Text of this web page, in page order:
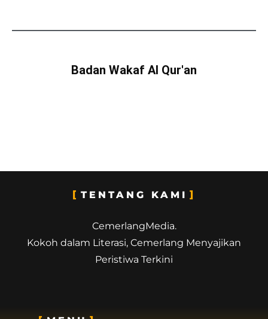
Badan Wakaf Al Qur'an
TENTANG KAMI
CemerlangMedia.
Kokoh dalam Literasi, Cemerlang Menyajikan
Peristiwa Terkini